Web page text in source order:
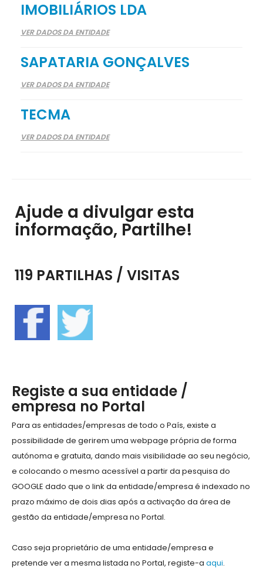
IMOBILIÁRIOS LDA
VER DADOS DA ENTIDADE
SAPATARIA GONÇALVES
VER DADOS DA ENTIDADE
TECMA
VER DADOS DA ENTIDADE
Ajude a divulgar esta
informação, Partilhe!
119 PARTILHAS / VISITAS
Registe a sua entidade /
empresa no Portal
Para as entidades/empresas de todo o País, existe a
possibilidade de gerirem uma webpage própria de forma
autónoma e gratuita, dando mais visibilidade ao seu negócio,
e colocando o mesmo acessível a partir da pesquisa do
GOOGLE dado que o link da entidade/empresa é indexado no
prazo máximo de dois dias após a activação da área de
gestão da entidade/empresa no Portal.
Caso seja proprietário de uma entidade/empresa e
pretende ver a mesma listada no Portal, registe-a aqui.